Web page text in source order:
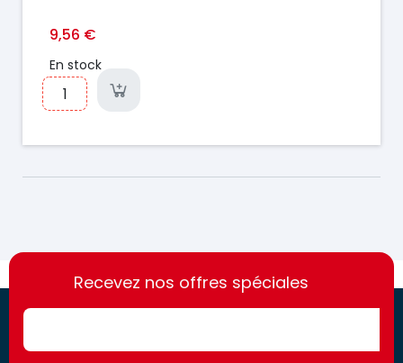
9,56 €
En stock
https://france-
access.fr
https://france-
access.fr
Recevez nos offres spéciales